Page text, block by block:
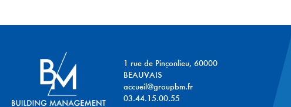
1 rue de Pinçonlieu, 60000
BEAUVAIS
accueil@groupbm.fr
03.44.15.00.55